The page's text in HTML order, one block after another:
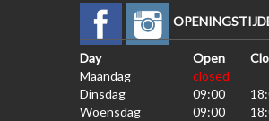
Day Open
Maandag
closed
Dinsdag
09:00
Woensdag
09:00